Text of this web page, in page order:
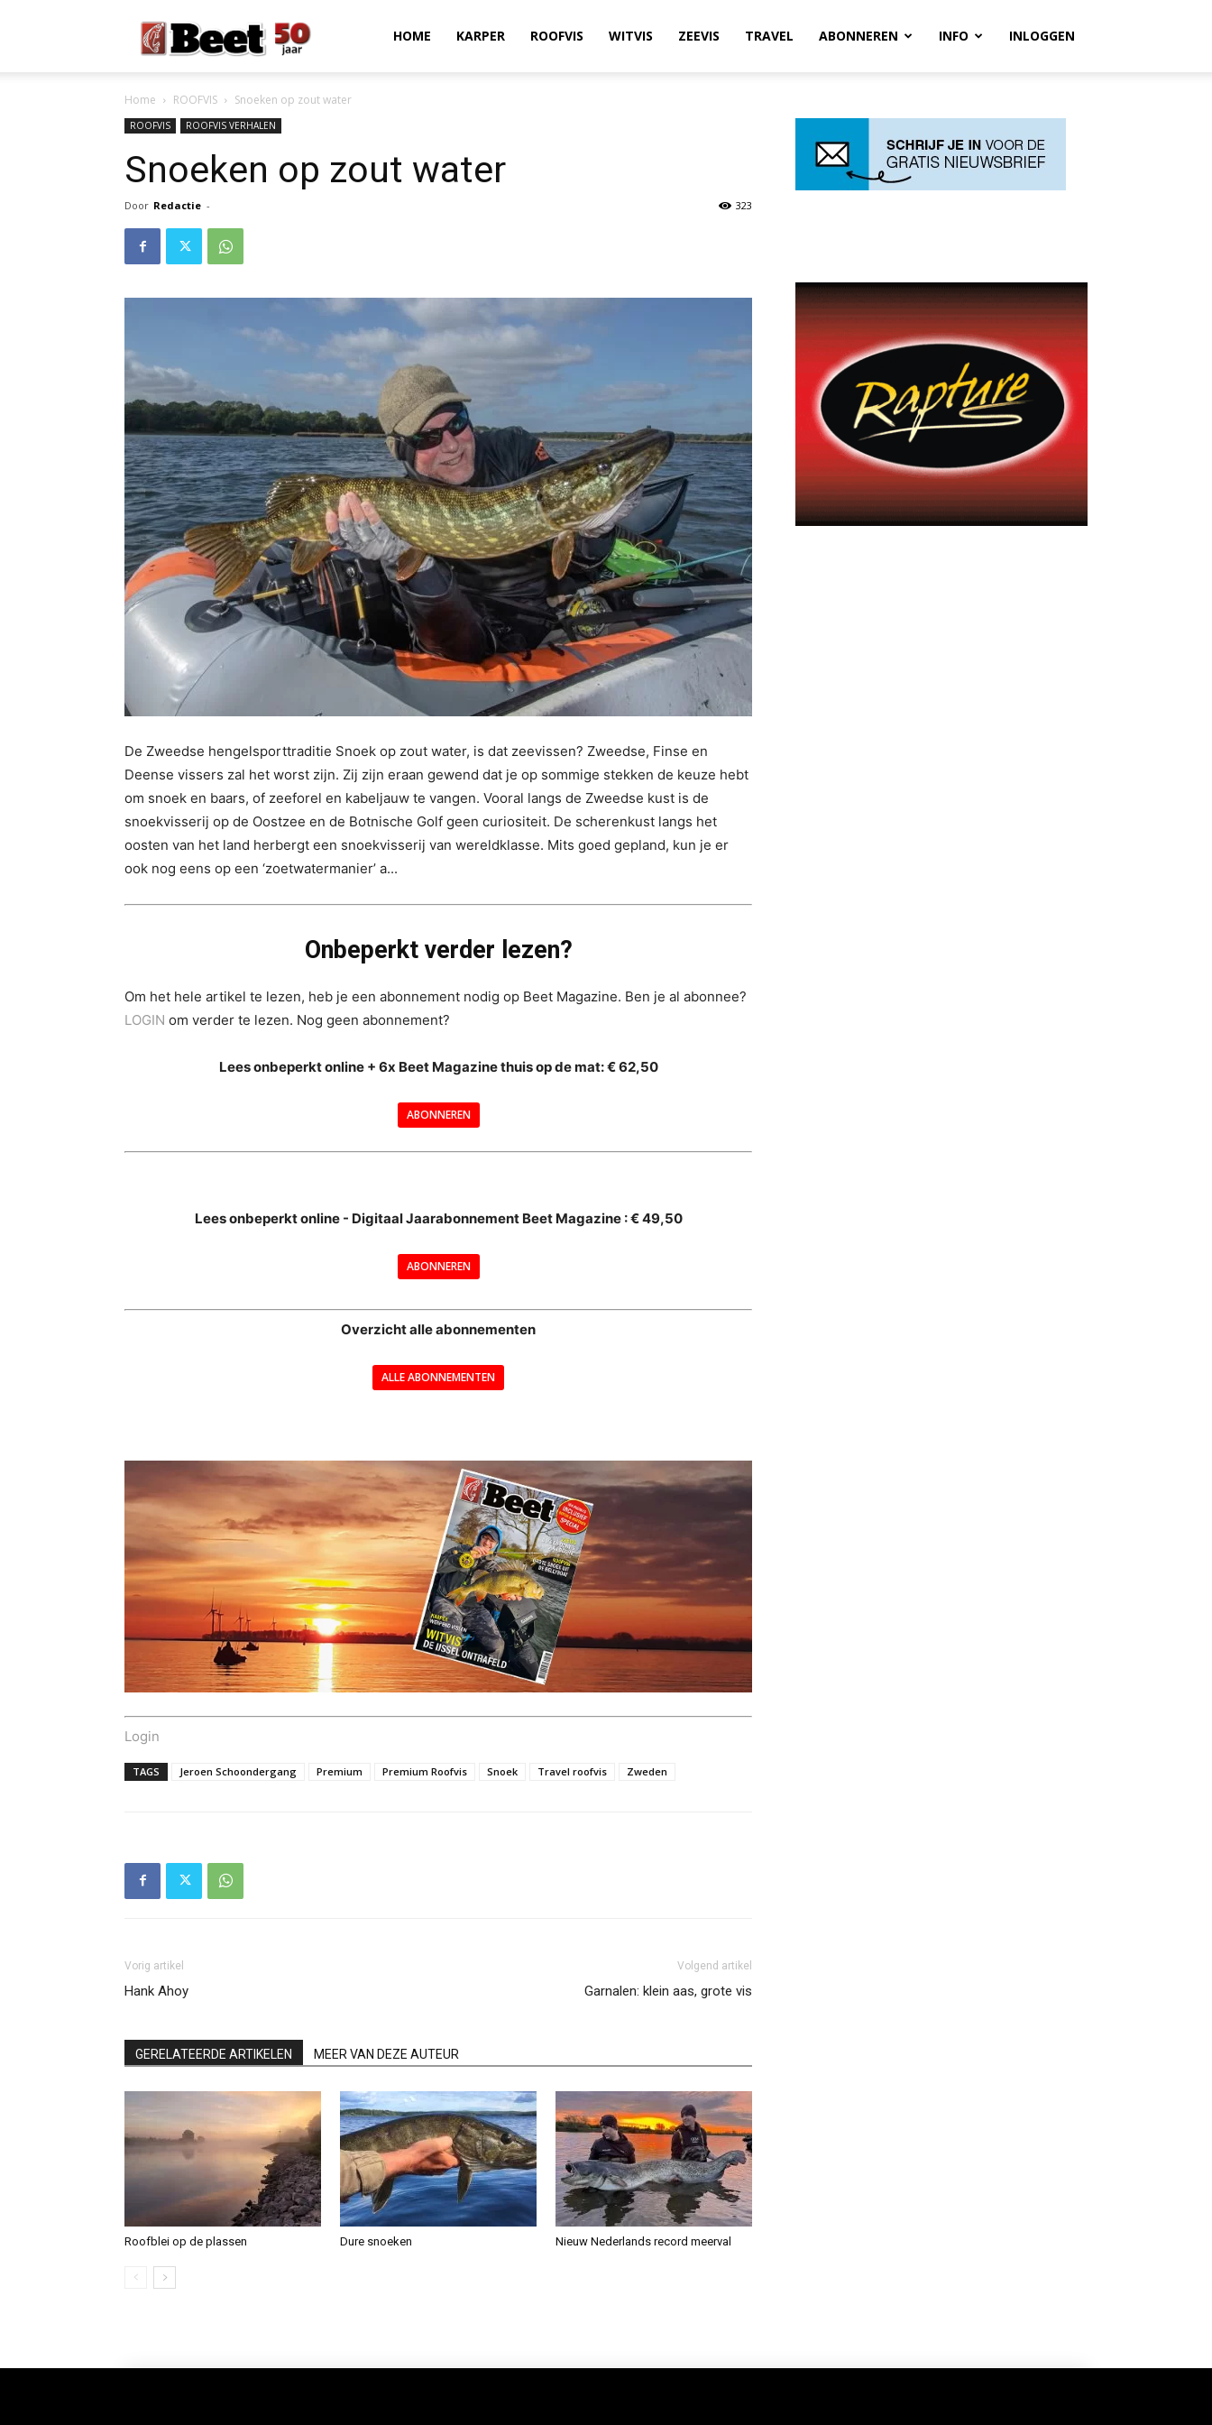
Magazine
HOME KARPER ROOFVIS WITVIS ZEEVIS TRAVEL ABONNEREN INFO INLOGGEN
Home ROOFVIS Snoeken op zout water
ROOFVIS ROOFVIS VERHALEN
Snoeken op zout water
Door Redactie - 323
De Zweedse hengelsporttraditie Snoek op zout water, is dat zeevissen? Zweedse, Finse en
Deense vissers zal het worst zijn. Zij zijn eraan gewend dat je op sommige stekken de keuze hebt
om snoek en baars, of zeeforel en kabeljauw te vangen. Vooral langs de Zweedse kust is de
snoekvisserij op de Oostzee en de Botnische Golf geen curiositeit. De scherenkust langs het
oosten van het land herbergt een snoekvisserij van wereldklasse. Mits goed gepland, kun je er
ook nog eens op een ‘zoetwatermanier’ a...
Onbeperkt verder lezen?
Om het hele artikel te lezen, heb je een abonnement nodig op Beet Magazine. Ben je al abonnee?
LOGIN om verder te lezen. Nog geen abonnement?
Lees onbeperkt online + 6x Beet Magazine thuis op de mat: € 62,50
ABONNEREN
Lees onbeperkt online - Digitaal Jaarabonnement Beet Magazine : € 49,50
ABONNEREN
Overzicht alle abonnementen
ALLE ABONNEMENTEN
Login
TAGS Jeroen Schoondergang Premium Premium Roofvis Snoek Travel roofvis Zweden
Vorig artikel
Hank Ahoy
Volgend artikel
Garnalen: klein aas, grote vis
GERELATEERDE ARTIKELEN MEER VAN DEZE AUTEUR
Roofblei op de plassen Dure snoeken Nieuw Nederlands record meerval